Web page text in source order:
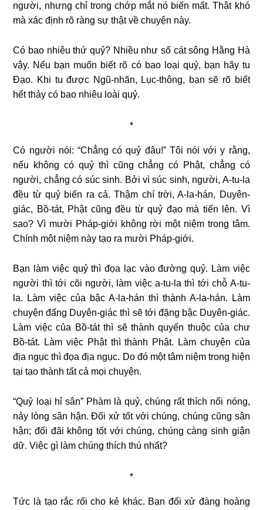
người, nhưng chỉ trong chớp mắt nó biến mất. Thật khó
mà xác định rõ ràng sự thật về chuyện này.
Có bao nhiêu thứ quỷ? Nhiều như số cát sông Hằng Hà
vậy. Nếu bạn muốn biết rõ có bao loại quỷ, bạn hãy tu
Ðạo. Khi tu được Ngũ-nhãn, Lục-thông, bạn sẽ rõ biết
hết thảy có bao nhiêu loài quỷ.
*
Có người nói: “Chẳng có quỷ đâu!” Tôi nói với y rằng,
nếu không có quỷ thì cũng chẳng có Phật, chẳng có
người, chẳng có súc sinh. Bởi vì súc sinh, người, A-tu-la
đều từ quỷ biến ra cả. Thậm chí trời, A-la-hán, Duyên-
giác, Bồ-tát, Phật cũng đều từ quỷ đạo mà tiến lên. Vì
sao? Vì mười Pháp-giới không rời một niệm trong tâm.
Chính một niệm này tạo ra mười Pháp-giới.
Bạn làm việc quỷ thì đọa lạc vào đường quỷ. Làm việc
người thì tới cõi người, làm việc a-tu-la thì tới chỗ A-tu-
la. Làm việc của bậc A-la-hán thì thành A-la-hán. Làm
chuyện đấng Duyên-giác thì sẽ tới đặng bậc Duyên-giác.
Làm việc của Bồ-tát thì sẽ thành quyến thuộc của chư
Bồ-tát. Làm việc Phật thì thành Phật. Làm chuyện của
địa ngục thì đọa địa ngục. Do đó một tâm niệm trong hiện
tại tạo thành tất cả mọi chuyện.
“Quỷ loại hỉ sân” Phàm là quỷ, chúng rất thích nổi nóng,
nảy lòng sân hận. Ðối xử tốt với chúng, chúng cũng sân
hận; đối đãi không tốt với chúng, chúng càng sinh giận
dữ. Việc gì làm chúng thích thú nhất?
*
Tức là tạo rắc rối cho kẻ khác. Bạn đối xử đàng hoàng